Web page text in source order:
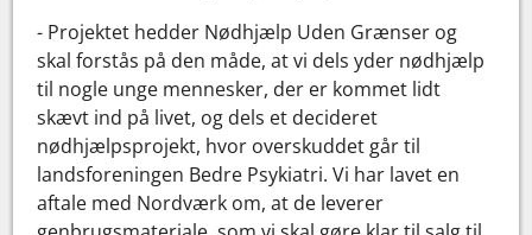
- Projektet hedder Nødhjælp Uden Grænser og
skal forstås på den måde, at vi dels yder nødhjælp
til nogle unge mennesker, der er kommet lidt
skævt ind på livet, og dels et decideret
nødhjælpsprojekt, hvor overskuddet går til
landsforeningen Bedre Psykiatri. Vi har lavet en
aftale med Nordværk om, at de leverer